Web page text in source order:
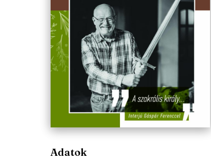
Adatok